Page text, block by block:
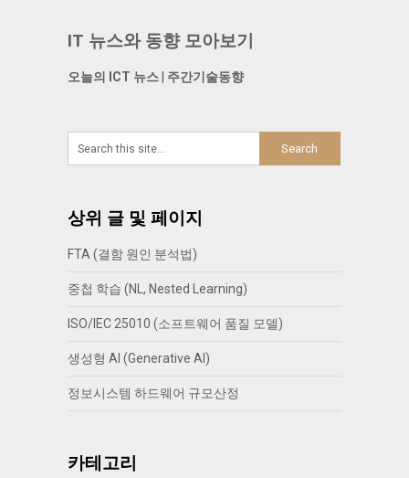
IT 뉴스와 동향 모아보기
오늘의 ICT 뉴스| 주간기술동향
상위 글 및 페이지
FTA (결함 원인 분석법)
중첩 학습 (NL, Nested Learning)
ISO/IEC 25010 (소프트웨어 품질 모델)
생성형 AI (Generative AI)
정보시스템 하드웨어 규모산정
카테고리